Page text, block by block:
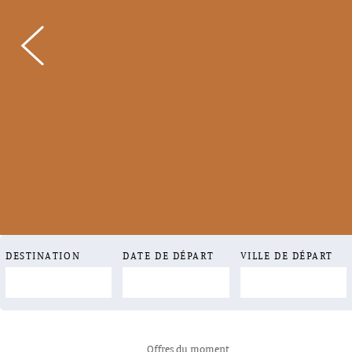
DESTINATION DATE DE DÉPART VILLE DE DÉPART
Offres du moment